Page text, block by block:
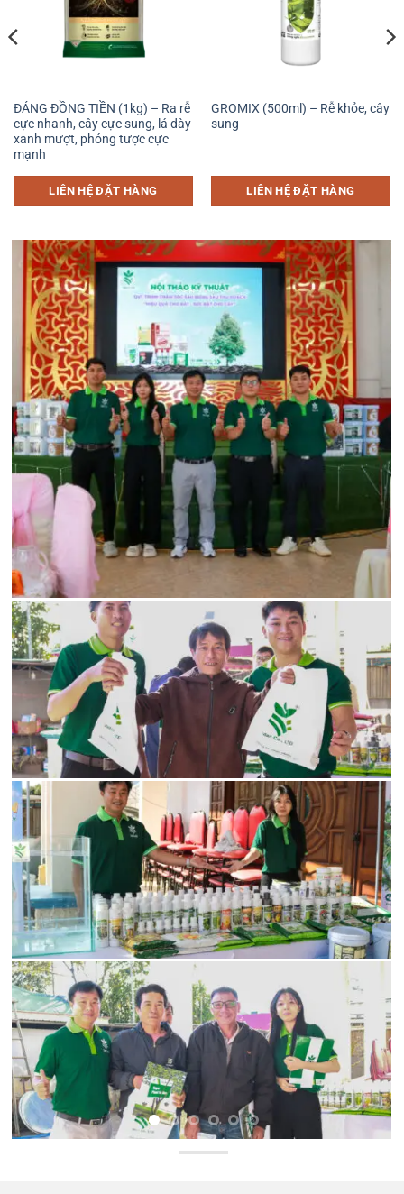
ĐÁNG ĐỒNG TIỀN (1kg) – Ra rễ
cực nhanh, cây cực sung, lá dày
xanh mượt, phóng tược cực
mạnh
LIÊN HỆ ĐẶT HÀNG
GROMIX (500ml) – Rễ khỏe, cây
sung
LIÊN HỆ ĐẶT HÀNG